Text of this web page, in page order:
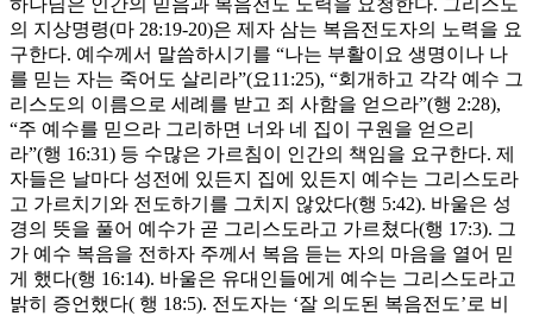
하나님은 인간의 믿음과 복음전도 노력을 요청한다. 그리스도
의 지상명령(마 28:19-20)은 제자 삼는 복음전도자의 노력을 요
구한다. 예수께서 말씀하시기를 “나는 부활이요 생명이나 나
를 믿는 자는 죽어도 살리라”(요11:25), “회개하고 각각 예수 그
리스도의 이름으로 세례를 받고 죄 사함을 얻으라”(행 2:28),
“주 예수를 믿으라 그리하면 너와 네 집이 구원을 얻으리
라”(행 16:31) 등 수많은 가르침이 인간의 책임을 요구한다. 제
자들은 날마다 성전에 있든지 집에 있든지 예수는 그리스도라
고 가르치기와 전도하기를 그치지 않았다(행 5:42). 바울은 성
경의 뜻을 풀어 예수가 곧 그리스도라고 가르쳤다(행 17:3). 그
가 예수 복음을 전하자 주께서 복음 듣는 자의 마음을 열어 믿
게 했다(행 16:14). 바울은 유대인들에게 예수는 그리스도라고
밝히 증언했다( 행 18:5). 전도자는 ‘잘 의도된 복음전도’로 비